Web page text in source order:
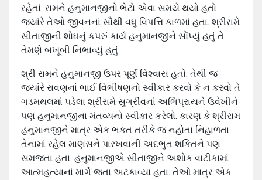
રહેતાં. રામને હનુમાનજીનો ભેટો એવા સમયે થયો હતો
જયાંરે તેઓ જીવનનાં સૌથી વધુ વિ૫ત્તિ કાળમાં હતા. શ્રીરામે
સીતાજીની શોધનું કપરું કાર્ય હનુમાનજીને સોંપ્‍યું હતું તે
તેમણે બખૂબી નિભાવ્‍યું હતું.
શ્રી રામને હનુમાનજી ઉપર પૂર્ણ વિશ્‍વાસ હતો. તેથી જ
જયાંરે રાવણનાં ભાઈ વિભીષણનો સ્‍વીકાર કરવો કે ન કરવો તે
ગડમથલમાં પડેલા શ્રીરામે સુગ્રીવનાં અભિપ્રાયને ઉવેખીને
પણ હનુમાનજીના મંતવ્‍યનો સ્‍વીકાર કરેલો. કારણ કે શ્રીરામ
હનુમાનજીને માત્ર એક ભકત તરીકે જ નહોતા નિહાળતા
તેનામાં રહેલ માણસને પારખવાની અદભુત શકિતને પણ
સમજતા હતા. હનુમાનજીએ સીતાજીને અશોક વાટીકામાં
આત્‍મહત્‍યાનાં માર્ગે જતા અટકાવ્‍યા હતા. તેઓ માત્ર એક